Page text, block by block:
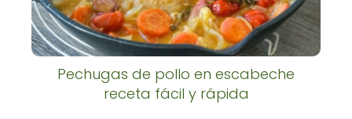
Pechugas de pollo en escabeche
receta fácil y rápida